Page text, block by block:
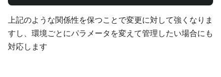
上記のような関係性を保つことで変更に対して強くなりま
すし、環境ごとにパラメータを変えて管理したい場合にも
対応します